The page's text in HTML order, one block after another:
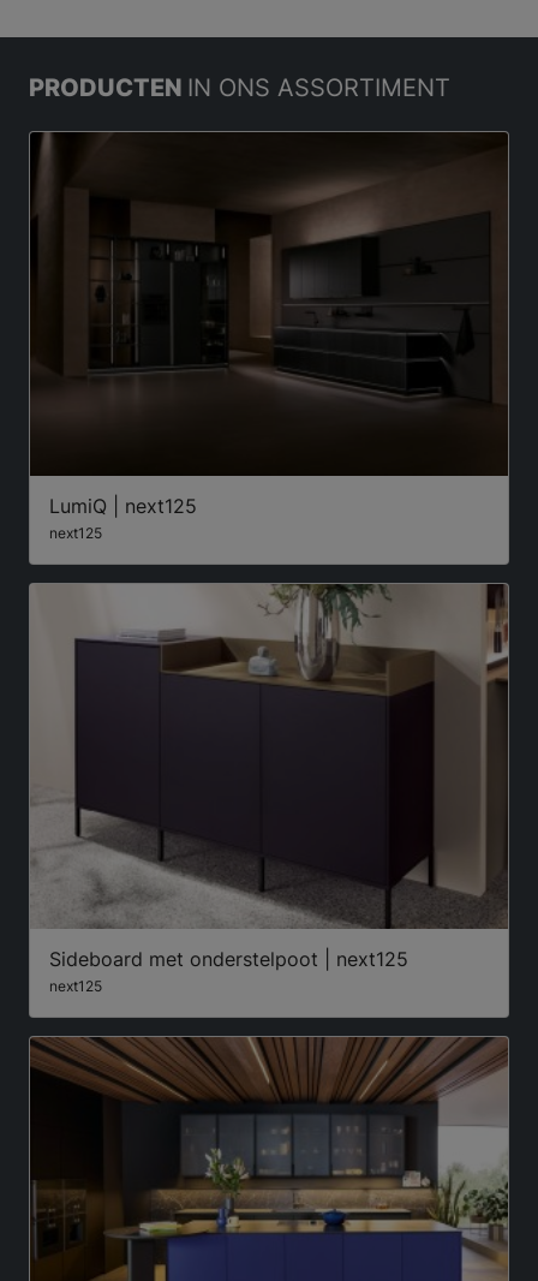
PRODUCTEN IN ONS ASSORTIMENT
LumiQ | next125
next125
Sideboard met onderstelpoot | next125
next125